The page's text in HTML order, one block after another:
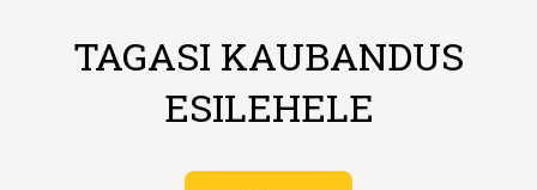
TAGASI KAUBANDUS
ESILEHELE